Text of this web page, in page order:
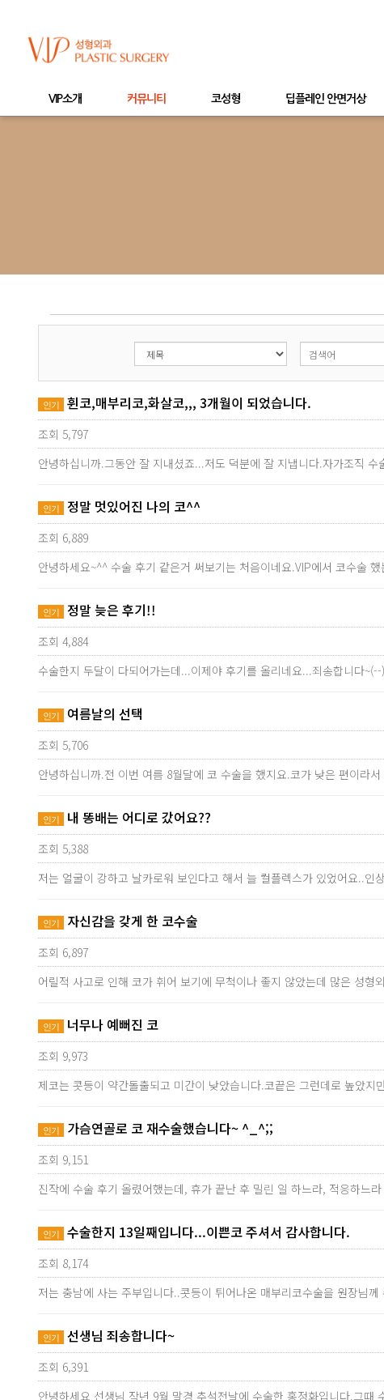
VIP소개 커뮤니티 코성형 딥플레인 안면거상
인기 휜코,매부리코,화살코,,, 3개월이 되었습니다.
조회 5,797
안녕하십니까.그동안 잘 지내셨죠...저도 덕분에 잘 지냅니다.자가조직
인기 정말 멋있어진 나의 코^^
조회 6,889
안녕하세요~^^ 수술 후기 같은거 써보기는 처음이네요.VIP에서 코수술
인기 정말 늦은 후기!!
조회 4,884
수술한지 두달이 다되어가는데...이제야 후기를 올리네요...죄송합니다
인기 여름날의 선택
조회 5,706
안녕하십니까.전 이번 여름 8월달에 코 수술을 했지요.코가 낮은 편이라
인기 내 똥배는 어디로 갔어요??
조회 5,388
저는 얼굴이 강하고 날카로워 보인다고 해서 늘 컬플렉스가 있었어요..
인기 자신감을 갖게 한 코수술
조회 6,897
어릴적 사고로 인해 코가 휘어 보기에 무척이나 좋지 않았는데 많은 성
인기 너무나 예뻐진 코
조회 9,973
제코는 콧등이 약간돌출되고 미간이 낮았습니다.코끝은 그런데로 높았
인기 가슴연골로 코 재수술했습니다~ ^_^;;
조회 9,151
진작에 수술 후기 올렸어했는데, 휴가 끝난 후 밀린 일 하느라, 적응하느
인기 수술한지 13일째입니다...이쁜코 주셔서 감사합니다.
조회 8,174
저는 충남에 사는 주부입니다..콧등이 튀어나온 매부리코수술을 원장님
인기 선생님 죄송합니다~
조회 6,391
안녕하세요 선생님 작년 9월 말경 추석전날에 수술한 홍정화입니다.그